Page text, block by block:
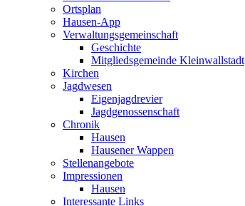
Ortsplan
Hausen-App
Verwaltungsgemeinschaft
Geschichte
Mitgliedsgemeinde Kleinwallstadt
Kirchen
Jagdwesen
Eigenjagdrevier
Jagdgenossenschaft
Chronik
Hausen
Hausener Wappen
Stellenangebote
Impressionen
Hausen
Interessante Links